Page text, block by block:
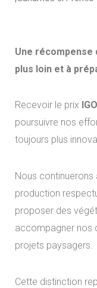
Une récompense
plus loin et à
Recevoir le prix
poursuivre nos
toujours plus
Nous
production
proposer des
accompagner nos
projets paysagers.
Cette distinction